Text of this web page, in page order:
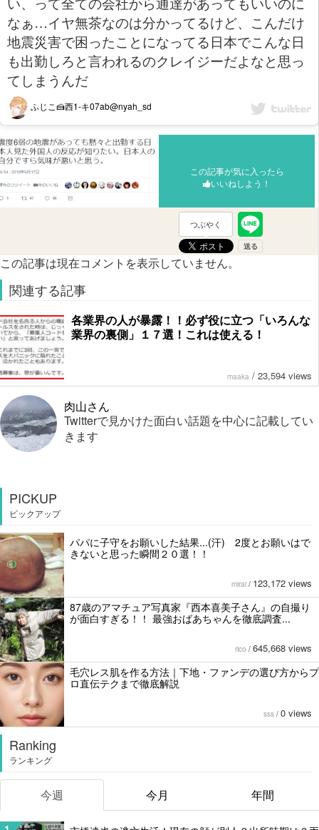
なぁ…イヤ無茶なのは分かってるけど、こんだけ
地震災害で困ったことになってる日本でこんな日
も出勤しろと言われるのクレイジーだよなと思っ
てしまうんだ
ふじこ🍰西1-キ07ab@nyah_sd
この記事が気に入ったら
いいねしよう！
つぶやく
この記事は現在コメントを表示していません。
関連する記事
各業界の人が暴露！！必ず役に立つ「いろんな
業界の裏側」１７選！これは使える！
maaka / 23,594 views
肉山さん
Twitterで見かけた面白い話題を中心に記載してい
きます
PICKUP
ピックアップ
パパに子守をお願いした結果...(汗) 2度とお願いはで
きないと思った瞬間２０選！！
mirai / 123,172 views
87歳のアマチュア写真家『西本喜美子さん』の自撮り
が面白すぎる！！ 最強おばあちゃんを徹底調査...
rico / 645,668 views
毛穴レス肌を作る方法｜下地・ファンデの選び方からプ
ロ直伝テクまで徹底解説
sss / 0 views
Ranking
ランキング
今週 今月 年間